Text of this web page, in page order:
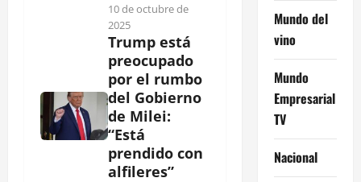
10 de octubre de
2025
Trump está
preocupado
por el rumbo
del Gobierno
de Milei:
“Está
prendido con
alfileres”
Mundo del
vino
Mundo
Empresarial
TV
Nacional